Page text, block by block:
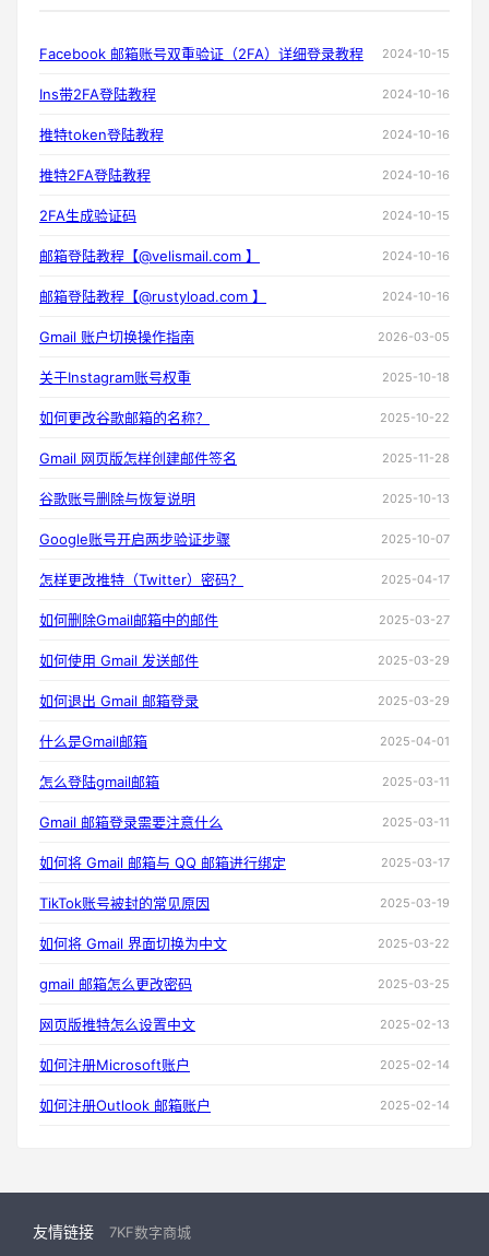
Facebook 邮箱账号双重验证（2FA）详细登录教程 2024-10-15
Ins带2FA登陆教程 2024-10-16
推特token登陆教程 2024-10-16
推特2FA登陆教程 2024-10-16
2FA生成验证码 2024-10-15
邮箱登陆教程【@velismail.com 】 2024-10-16
邮箱登陆教程【@rustyload.com 】 2024-10-16
Gmail 账户切换操作指南 2026-03-05
关于Instagram账号权重 2025-10-18
如何更改谷歌邮箱的名称？ 2025-10-22
Gmail 网页版怎样创建邮件签名 2025-11-28
谷歌账号删除与恢复说明 2025-10-13
Google账号开启两步验证步骤 2025-10-07
怎样更改推特（Twitter）密码？ 2025-04-17
如何删除Gmail邮箱中的邮件 2025-03-27
如何使用 Gmail 发送邮件 2025-03-29
如何退出 Gmail 邮箱登录 2025-03-29
什么是Gmail邮箱 2025-04-01
怎么登陆gmail邮箱 2025-03-11
Gmail 邮箱登录需要注意什么 2025-03-11
如何将 Gmail 邮箱与 QQ 邮箱进行绑定 2025-03-17
TikTok账号被封的常见原因 2025-03-19
如何将 Gmail 界面切换为中文 2025-03-22
gmail 邮箱怎么更改密码 2025-03-25
网页版推特怎么设置中文 2025-02-13
如何注册Microsoft账户 2025-02-14
如何注册Outlook 邮箱账户 2025-02-14
友情链接 7KF数字商城